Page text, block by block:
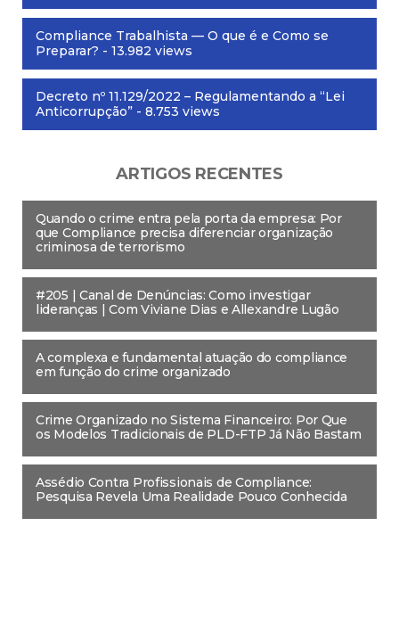
Compliance Trabalhista — O que é e Como se
Preparar? - 13.982 views
Decreto nº 11.129/2022 – Regulamentando a “Lei
Anticorrupção” - 8.753 views
ARTIGOS RECENTES
Quando o crime entra pela porta da empresa: Por
que Compliance precisa diferenciar organização
criminosa de terrorismo
#205 | Canal de Denúncias: Como investigar
lideranças | Com Viviane Dias e Allexandre Lugão
A complexa e fundamental atuação do compliance
em função do crime organizado
Crime Organizado no Sistema Financeiro: Por Que
os Modelos Tradicionais de PLD-FTP Já Não Bastam
Assédio Contra Profissionais de Compliance:
Pesquisa Revela Uma Realidade Pouco Conhecida